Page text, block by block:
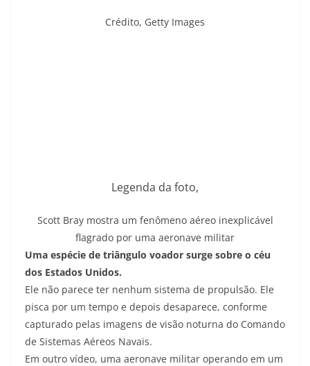
Crédito, Getty Images
Legenda da foto,
Scott Bray mostra um fenômeno aéreo inexplicável
flagrado por uma aeronave militar
Uma espécie de triângulo voador surge sobre o céu
dos Estados Unidos.
Ele não parece ter nenhum sistema de propulsão. Ele
pisca por um tempo e depois desaparece, conforme
capturado pelas imagens de visão noturna do Comando
de Sistemas Aéreos Navais.
Em outro vídeo, uma aeronave militar operando em um